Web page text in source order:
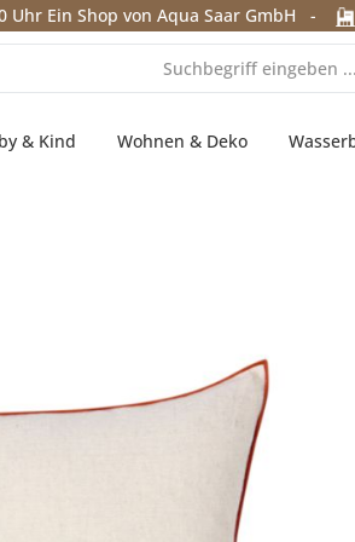
Uhr Ein Shop von Aqua Saar GmbH -
& Kind Wohnen & Deko